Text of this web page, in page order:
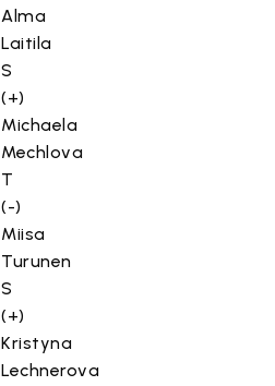
Alma
Laitila
S
(+)
Michaela
Mechlova
T
(-)
Miisa
Turunen
S
(+)
Kristyna
Lechnerova